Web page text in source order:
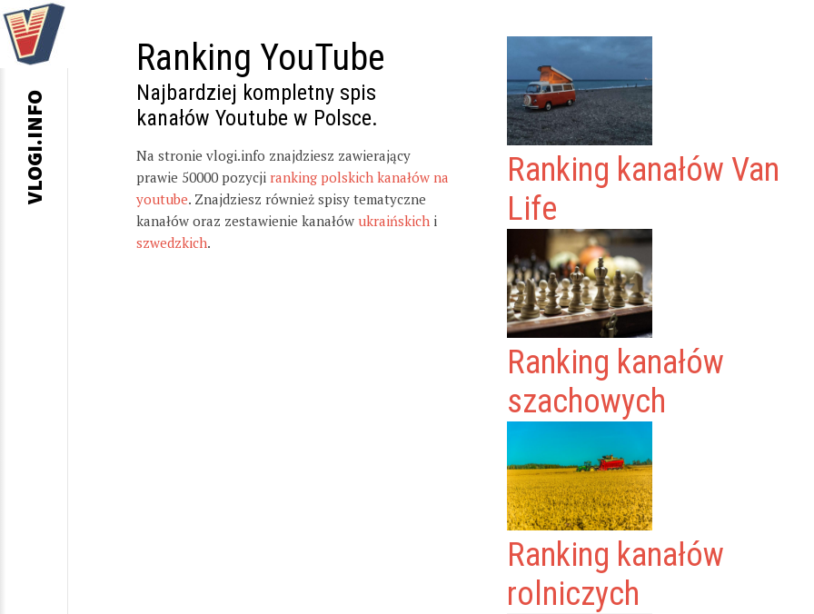
Ranking YouTube
Najbardziej kompletny spis
kanałów Youtube w Polsce.
Na stronie vlogi.info znajdziesz zawierający
prawie 50000 pozycji ranking polskich kanałów na
youtube. Znajdziesz również spisy tematyczne
kanałów oraz zestawienie kanałów ukraińskich i
szwedzkich.
Ranking kanałów Van
Life
Ranking kanałów
szachowych
Ranking kanałów
rolniczych
VLOGI.INFO